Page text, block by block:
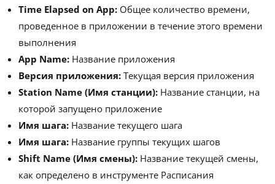
Time Elapsed on App: Общее количество времени,
проведенное в приложении в течение этого времени
выполнения
App Name: Название приложения
Версия приложения: Текущая версия приложения
Station Name (Имя станции): Название станции, на
которой запущено приложение
Имя шага: Название текущего шага
Имя шага: Название группы текущих шагов
Shift Name (Имя смены): Название текущей смены,
как определено в инструменте Расписания